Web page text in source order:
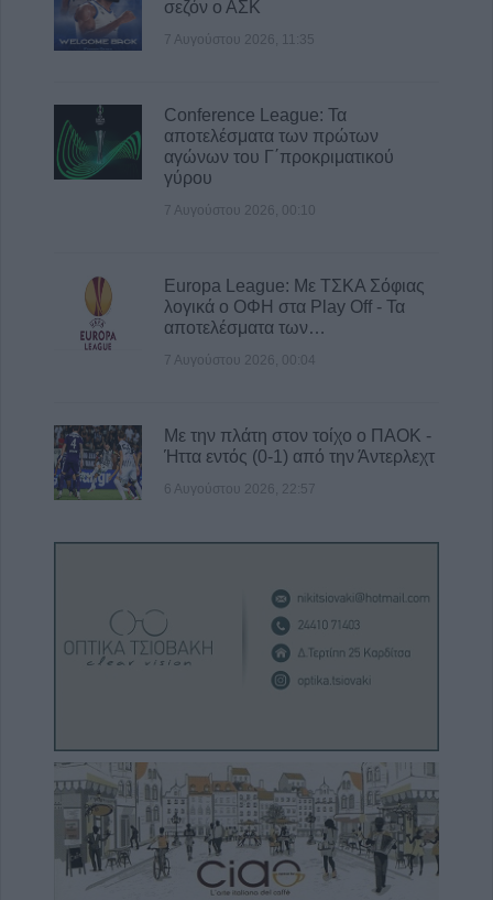
σεζόν ο ΑΣΚ
7 Αυγούστου 2026, 11:35
Conference League: Τα
αποτελέσματα των πρώτων
αγώνων του Γ΄προκριματικού
γύρου
7 Αυγούστου 2026, 00:10
Europa League: Με ΤΣΚΑ Σόφιας
λογικά ο ΟΦΗ στα Play Off - Τα
αποτελέσματα των…
7 Αυγούστου 2026, 00:04
Με την πλάτη στον τοίχο ο ΠΑΟΚ -
Ήττα εντός (0-1) από την Άντερλεχτ
6 Αυγούστου 2026, 22:57